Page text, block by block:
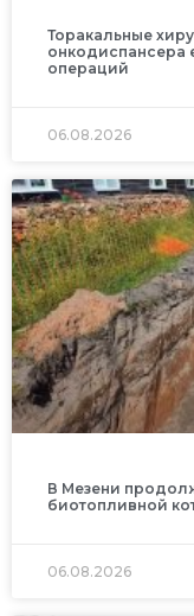
Торакальные
онкодиспансера
операций
06.08.2026
В Мезени
биотопливной
06.08.2026